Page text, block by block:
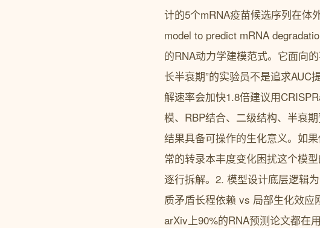
计的5个mRNA疫苗候选序列在体
model to predict mRNA
的RNA动力学建模范式。它面向
长半衰期”的实验员不是追求AUC
解速率会加快1.8倍建议用
模、RBP结合、二级结构、半衰
结果具备可操作的生化意义。如
常的转录本丰度变化困扰这个模
逐行拆解。2. 模型设计底层逻辑
质矛盾长程依赖 vs 局部生化效应
arXiv上90%的RNA预测论文都在